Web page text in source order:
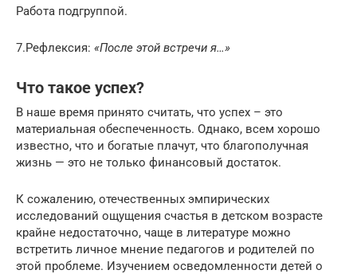
Работа подгруппой.
7.Рефлексия: «После этой встречи я…»
Что такое успех?
В наше время принято считать, что успех – это
материальная обеспеченность. Однако, всем хорошо
известно, что и богатые плачут, что благополучная
жизнь — это не только финансовый достаток.
К сожалению, отечественных эмпирических
исследований ощущения счастья в детском возрасте
крайне недостаточно, чаще в литературе можно
встретить личное мнение педагогов и родителей по
этой проблеме. Изучением осведомленности детей о